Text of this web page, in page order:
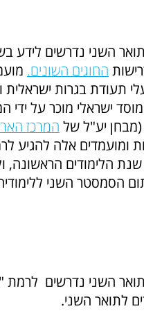
השני נדרשים לידע
החוגים השונים.
תעודת בגרות ישראלית
ישראלי מוכר על ידי
יע"ל של המרכז
ומועמדים אלה להגיע
הלימודים הראשונה,
הסמסטר השני
השני נדרשים לרמת
לתואר השני.